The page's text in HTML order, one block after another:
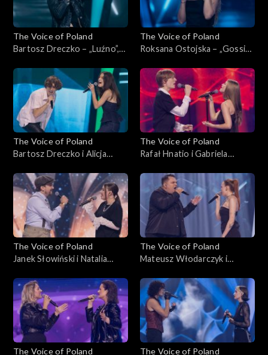
The Voice of Poland
Bartosz Dreczko – „Luźno”,
Nokaut, 1 listopada 2025
The Voice of Poland
Roksana Ostojska – „Gossip”,
Nokaut, 1 listopada 2025
The Voice of Poland
Bartosz Dreczko i Alicja
nie mówię nie”, „The Voice of
Poland”, Bitwy, 25
października 2025
The Voice of Poland
Rafał Hnatio i Gabriela
Golarza”, „The Voice of
Poland”, Bitwy, 25
października 2025
The Voice of Poland
Janek Słowiński i Natalia
Seen the Rain”, „The Voice of
Poland”, Bitwy, 25
października 2025
The Voice of Poland
Mateusz Włodarczyk i
„The Voice of Poland”, Bitwy,
25 października 2025
The Voice of Poland The Voice of Poland